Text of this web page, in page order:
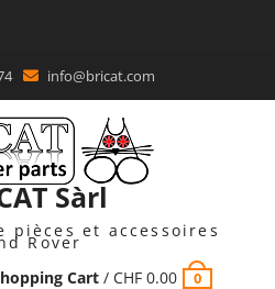
info@bricat.com
Sàrl
pièces et accessoires
Rover
Cart/ CHF0.00 0